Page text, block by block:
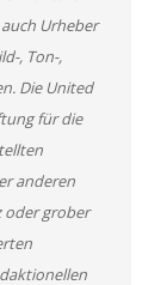
Urheber
, Ton-,
Die United
für die
anderen
oder grober